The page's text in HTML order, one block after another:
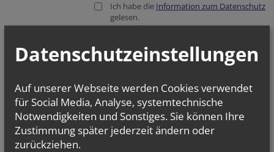
Ich habe die Information zum Datenschutz
gelesen.
Datenschutzeinstellungen
Auf unserer Webseite werden Cookies verwendet
für Social Media, Analyse, systemtechnische
Notwendigkeiten und Sonstiges. Sie können Ihre
Zustimmung später jederzeit ändern oder
zurückziehen.